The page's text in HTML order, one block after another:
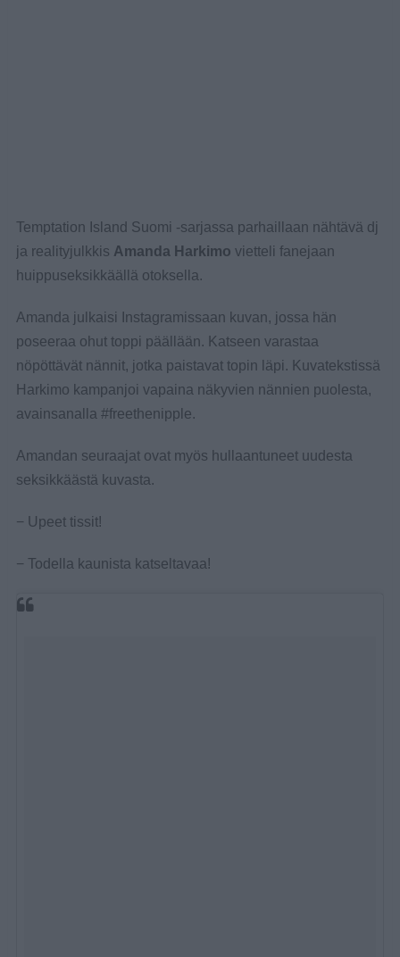
Temptation Island Suomi -sarjassa parhaillaan nähtävä dj
ja realityjulkkis Amanda Harkimo vietteli fanejaan
huippuseksikkäällä otoksella.
Amanda julkaisi Instagramissaan kuvan, jossa hän
poseeraa ohut toppi päällään. Katseen varastaa
nöpöttävät nännit, jotka paistavat topin läpi. Kuvatekstissä
Harkimo kampanjoi vapaina näkyvien nännien puolesta,
avainsanalla #freethenipple.
Amandan seuraajat ovat myös hullaantuneet uudesta
seksikkäästä kuvasta.
− Upeet tissit!
− Todella kaunista katseltavaa!